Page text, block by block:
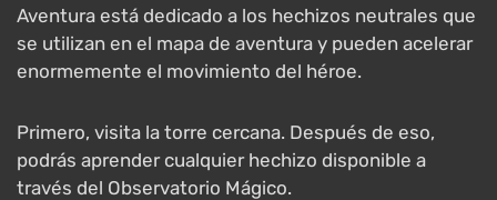
Aventura está dedicado a los hechizos neutrales que
se utilizan en el mapa de aventura y pueden acelerar
enormemente el movimiento del héroe.
Primero, visita la torre cercana. Después de eso,
podrás aprender cualquier hechizo disponible a
través del Observatorio Mágico.